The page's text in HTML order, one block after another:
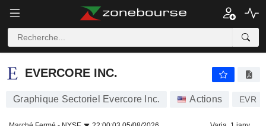
EVERCORE INC.
EVERCORE INC.
Graphique Sectoriel Evercore Inc. Actions EVR